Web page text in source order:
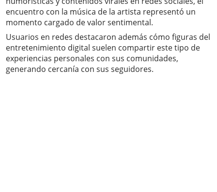
encuentro con la música de la artista representó un
momento cargado de valor sentimental.
Usuarios en redes destacaron además cómo figuras del
entretenimiento digital suelen compartir este tipo de
experiencias personales con sus comunidades,
generando cercanía con sus seguidores.